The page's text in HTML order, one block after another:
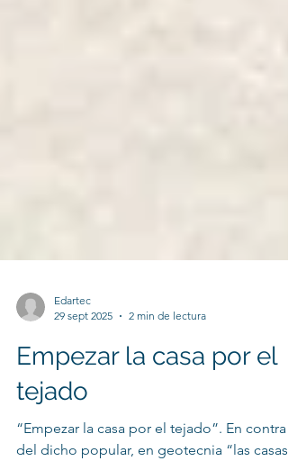
Edartec
29 sept 2025
2 min de lectura
Empezar la casa por el
tejado